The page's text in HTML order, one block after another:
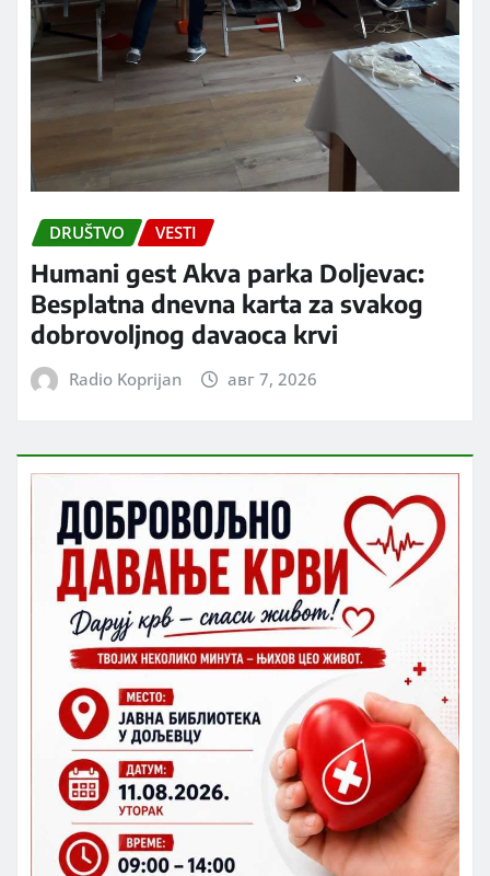
DRUŠTVO VESTI
Humani gest Akva parka Doljevac:
Besplatna dnevna karta za svakog
dobrovoljnog davaoca krvi
Radio Koprijan авг 7, 2026